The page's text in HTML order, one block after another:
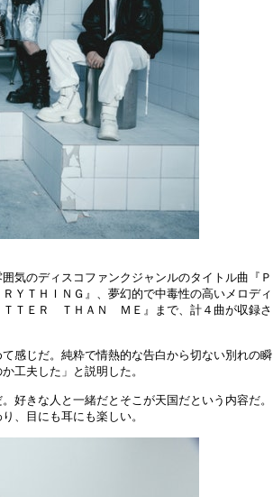
気のディスコファンクジャンルのタイトル曲『Ｐ
ＹＴＨＩＮＧ』、夢幻的で中毒性の高いメロディ
ＴＴＥＲ ＴＨＡＮ ＭＥ』まで、計４曲が収録さ
感じだ。純粋で情熱的な告白から切ない別れの瞬
工夫した」と説明した。
好きな人と一緒だとそこが天国だという内容だ。
、目にも耳にも楽しい。